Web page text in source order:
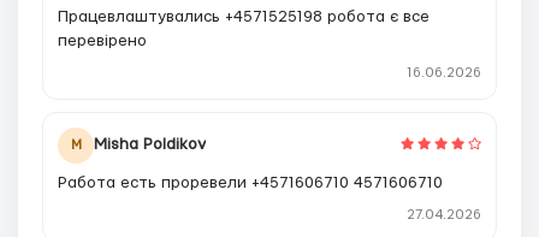
Працевлаштувались +4571525198 робота є все
перевірено
16.06.2026
M Misha Poldikov
Работа есть проревели +4571606710 4571606710
27.04.2026